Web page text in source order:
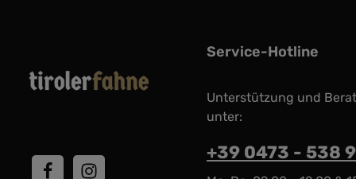
Service-Hotline
Unterstützung und
unter:
+39 0473 - 538